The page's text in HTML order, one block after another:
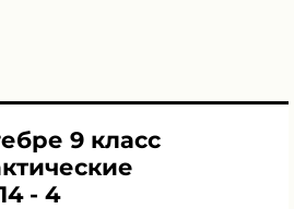
9 класс
- 4